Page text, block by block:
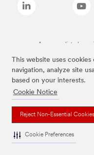
This website uses
navigation, analyze site
based on your interests.
Cookie Notice
Reject Non-Essential Cookies
Cookie Preferences
As marcas listadas a